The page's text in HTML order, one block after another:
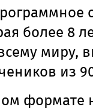
более 8
миру,
из
формате